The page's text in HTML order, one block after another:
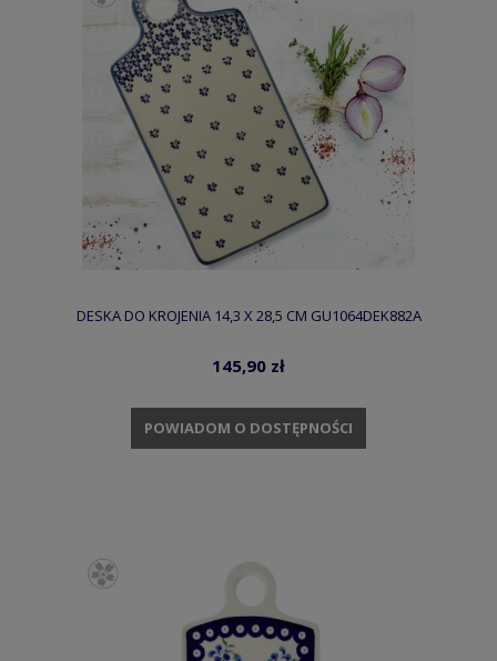
DESKA DO KROJENIA 14,3 X 28,5 CM GU1064DEK882A
145,90 zł
POWIADOM O DOSTĘPNOŚCI